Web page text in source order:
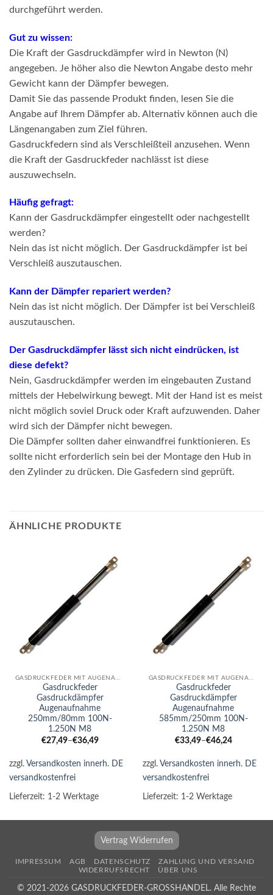
durchgeführt werden.
Gut zu wissen:
Die Kraft der Gasdruckdämpfer wird in Newton (N)
angegeben. Je höher also die Newton Angabe desto mehr
Gewicht kann der Dämpfer bewegen.
Damit Sie das passende Produkt finden, lesen Sie die
Angabe auf Ihrem Dämpfer ab. Alternativ können auch die
Längenangaben zum Ziel führen.
Gasdruckfedern sind als Verschleißteil anzusehen. Wenn
die Kraft der Gasdruckfeder nachlässt ist diese
auszuwechseln.
Häufig gefragt:
Kann der Gasdruckdämpfer eingestellt oder nachgestellt
werden?
Nein das ist nicht möglich. Der Gasdruckdämpfer ist bei
Verschleiß auszutauschen.
Kann der Dämpfer repariert werden?
Nein das ist nicht möglich. Der Dämpfer ist bei Verschleiß
auszutauschen.
Der Gasdruckdämpfer lässt sich nicht eindrücken, ist
diese defekt?
Nein, Gasdruckdämpfer werden im eingebauten Zustand
mittels der Hebelwirkung bewegt. Mit der Hand ist es meist
nicht möglich soviel Druck oder Kraft aufzuwenden. Daher
wird sich der Dämpfer nicht bewegen.
Die Dämpfer sollten daher einwandfrei funktionieren. Es
sollte nicht erforderlich sein bei der Montage den Hub in
den Zylinder zu drücken. Die Gasfedern sind geprüft.
ÄHNLICHE PRODUKTE
Gasdruckfeder
Gasdruckdämpfer
Augenaufnahme
250mm/80mm 100N-
1.250N M8
€27,49–€36,49
zzgl. Versandkosten innerh. DE
versandkostenfrei
Lieferzeit: 1-2 Werktage
Gasdruckfeder
Gasdruckdämpfer
Augenaufnahme
585mm/250mm 100N-
1.250N M8
€33,49–€46,24
zzgl. Versandkosten innerh. DE
versandkostenfrei
Lieferzeit: 1-2 Werktage
Vertrag Widerrufen
IMPRESSUM AGB DATENSCHUTZ
ZAHLUNG UND VERSAND
WIDERRUFSRECHT
ÜBER UNS
© 2021-2026 GASDRUCKFEDER-GROSSHANDEL. Alle Rechte